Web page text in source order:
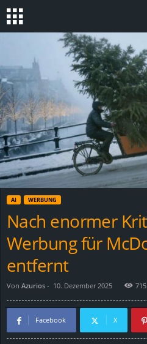
t
e
v
i
n
AI WERBUNG
Nach enormer
Werbung für
entfernt
Von Azurios - 10. Dezember 2025 715
Facebook X